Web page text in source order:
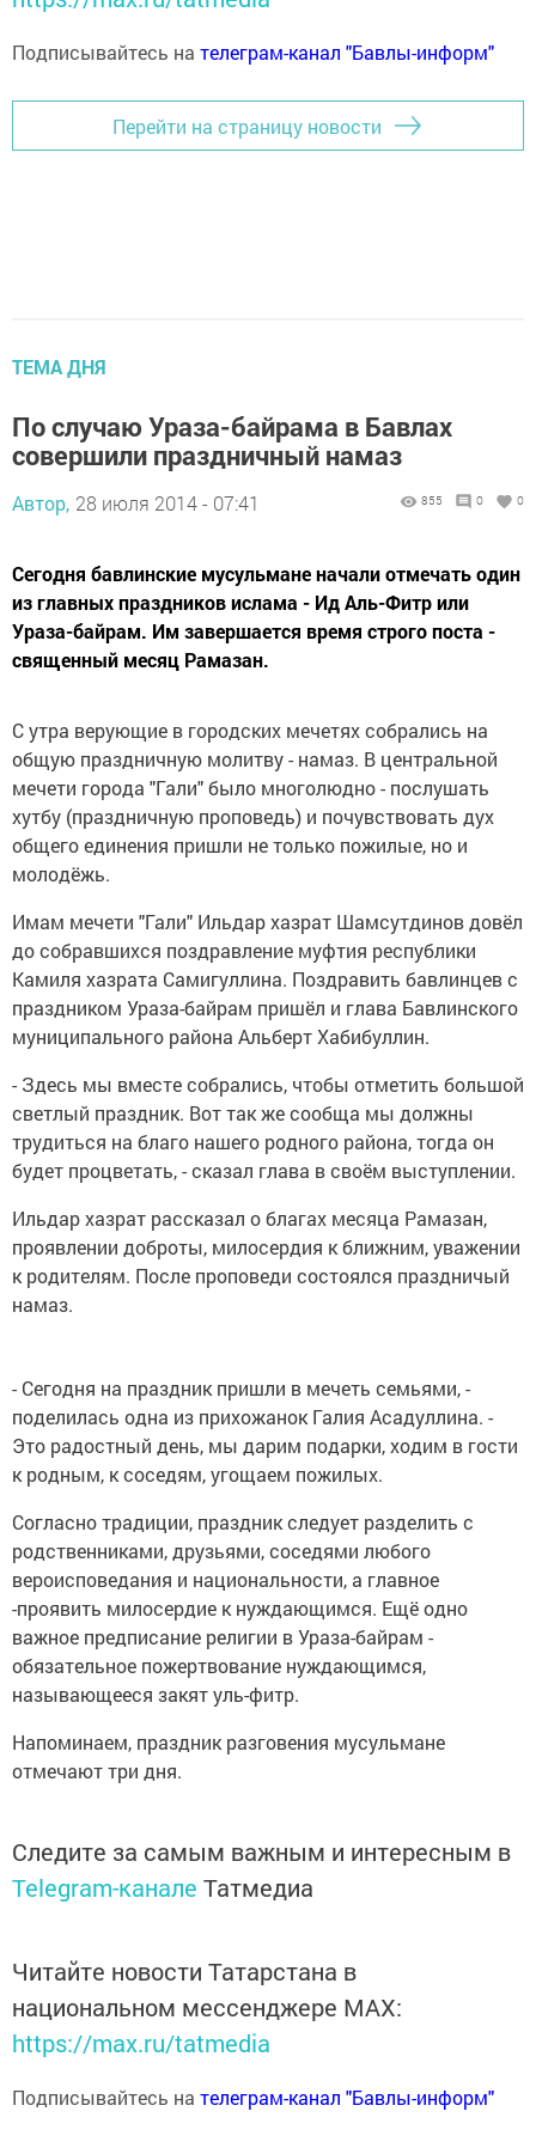
Подписывайтесь на телеграм-канал "Бавлы-информ"
Перейти на страницу новости
ТЕМА ДНЯ
По случаю Ураза-байрама в Бавлах
совершили праздничный намаз
Автор, 28 июля 2014 - 07:41 855 0 0
Сегодня бавлинские мусульмане начали отмечать один
из главных праздников ислама - Ид Аль-Фитр или
Ураза-байрам. Им завершается время строго поста -
священный месяц Рамазан.
С утра верующие в городских мечетях собрались на
общую праздничную молитву - намаз. В центральной
мечети города "Гали" было многолюдно - послушать
хутбу (праздничную проповедь) и почувствовать дух
общего единения пришли не только пожилые, но и
молодёжь.
Имам мечети "Гали" Ильдар хазрат Шамсутдинов довёл
до собравшихся поздравление муфтия республики
Камиля хазрата Самигуллина. Поздравить бавлинцев с
праздником Ураза-байрам пришёл и глава Бавлинского
муниципального района Альберт Хабибуллин.
- Здесь мы вместе собрались, чтобы отметить большой
светлый праздник. Вот так же сообща мы должны
трудиться на благо нашего родного района, тогда он
будет процветать, - сказал глава в своём выступлении.
Ильдар хазрат рассказал о благах месяца Рамазан,
проявлении доброты, милосердия к ближним, уважении
к родителям. После проповеди состоялся праздничый
намаз.
- Сегодня на праздник пришли в мечеть семьями, -
поделилась одна из прихожанок Галия Асадуллина. -
Это радостный день, мы дарим подарки, ходим в гости
к родным, к соседям, угощаем пожилых.
Согласно традиции, праздник следует разделить с
родственниками, друзьями, соседями любого
вероисповедания и национальности, а главное
-проявить милосердие к нуждающимся. Ещё одно
важное предписание религии в Ураза-байрам -
обязательное пожертвование нуждающимся,
называющееся закят уль-фитр.
Напоминаем, праздник разговения мусульмане
отмечают три дня.
Следите за самым важным и интересным в
Telegram-канале Татмедиа
Читайте новости Татарстана в
национальном мессенджере MАХ:
https://max.ru/tatmedia
Подписывайтесь на телеграм-канал "Бавлы-информ"